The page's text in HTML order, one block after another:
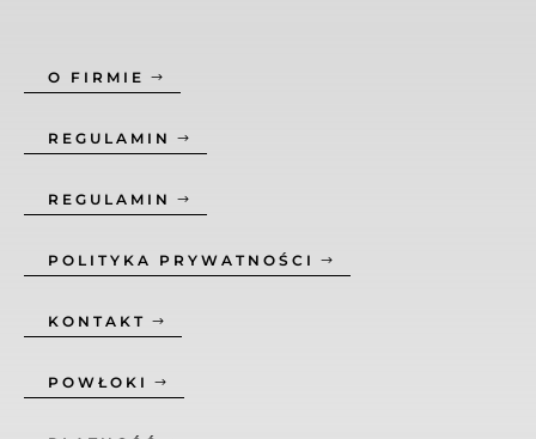
O FIRMIE
REGULAMIN
REGULAMIN
POLITYKA PRYWATNOŚCI
KONTAKT
POWŁOKI